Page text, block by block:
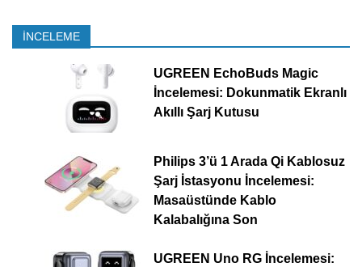
İNCELEME
UGREEN EchoBuds Magic
İncelemesi: Dokunmatik Ekranlı
Akıllı Şarj Kutusu
Philips 3’ü 1 Arada Qi Kablosuz
Şarj İstasyonu İncelemesi:
Masaüstünde Kablo
Kalabalığına Son
UGREEN Uno RG İncelemesi: